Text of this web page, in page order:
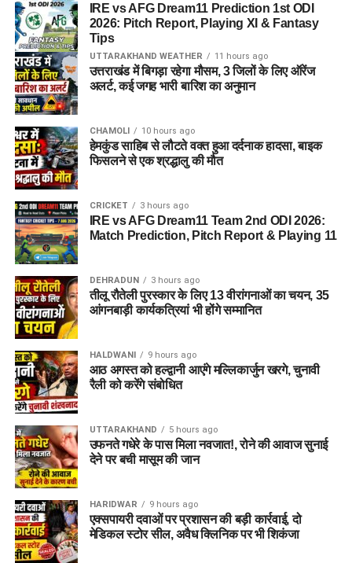
IRE vs AFG Dream11 Prediction 1st ODI
2026: Pitch Report, Playing XI & Fantasy
Tips
UTTARAKHAND WEATHER 11 hours ago
उत्तराखंड में बिगड़ा रहेगा मौसम, 3 जिलों के लिए ऑरेंज
अलर्ट, कई जगह भारी बारिश का अनुमान
CHAMOLI 10 hours ago
हेमकुंड साहिब से लौटते वक्त हुआ दर्दनाक हादसा, बाइक
फिसलने से एक श्रद्धालु की मौत
CRICKET 3 hours ago
IRE vs AFG Dream11 Team 2nd ODI 2026:
Match Prediction, Pitch Report & Playing 11
DEHRADUN 3 hours ago
तीलू रौतेली पुरस्कार के लिए 13 वीरांगनाओं का चयन, 35
आंगनबाड़ी कार्यकत्रियां भी होंगे सम्मानित
HALDWANI 9 hours ago
आठ अगस्त को हल्द्वानी आएंगे मल्लिकार्जुन खरगे, चुनावी
रैली को करेंगे संबोधित
UTTARAKHAND 5 hours ago
उफनते गधेरे के पास मिला नवजात!, रोने की आवाज सुनाई
देने पर बची मासूम की जान
HARIDWAR 9 hours ago
एक्सपायरी दवाओं पर प्रशासन की बड़ी कार्रवाई, दो
मेडिकल स्टोर सील, अवैध क्लिनिक पर भी शिकंजा